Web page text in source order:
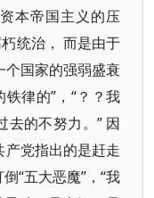
本帝国主义的压
统治， 而是由于
个国家的强弱盛衰
律的”，“？？我
去的不努力。” 因
党指出的是赶走
“五大恶魔”，“我